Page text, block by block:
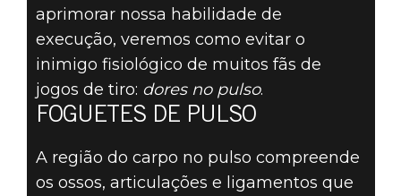
aprimorar nossa habilidade de
execução, veremos como evitar o
inimigo fisiológico de muitos fãs de
jogos de tiro: dores no pulso.
FOGUETES DE PULSO
A região do carpo no pulso compreende
os ossos, articulações e ligamentos que